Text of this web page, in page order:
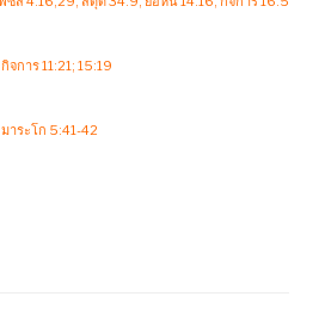
การ 11:21; 15:19
าระโก 5:41-42